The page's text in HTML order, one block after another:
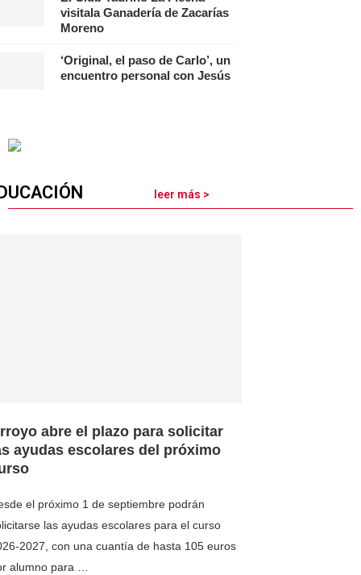
visitala Ganadería de Zacarías
Moreno
‘Original, el paso de Carlo’, un
encuentro personal con Jesús
leer más >
abre el plazo para solicitar
ayudas escolares del próximo
el próximo 1 de septiembre podrán
las ayudas escolares para el curso
2027, con una cuantía de hasta 105 euros
alumno para …